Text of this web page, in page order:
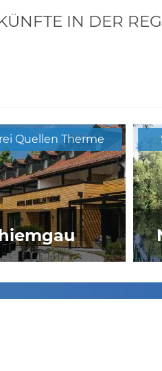
IN DER
Quellen Therme